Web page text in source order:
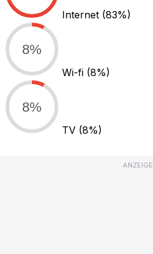
Internet (83%)
8%
Wi-fi (8%)
8%
TV (8%)
ANZEIGE